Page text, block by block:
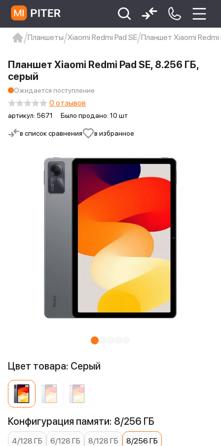
Xiaomi 9 про
xiaomi redmi 12c
Планшеты Xiaomi Redmi Pad SE Планшет Xiaomi Redmi
в список сравнения в избранное
Планшет Xiaomi Redmi Pad SE, 8.256 ГБ,
серый
Ожидается поступление
артикул: 5671 Было продано: 10 шт
0 отзывов
Цвет товара: Серый
Конфигурация памяти: 8/256 ГБ
4/128 ГБ 6/128 ГБ 8/128 ГБ 8/256 ГБ